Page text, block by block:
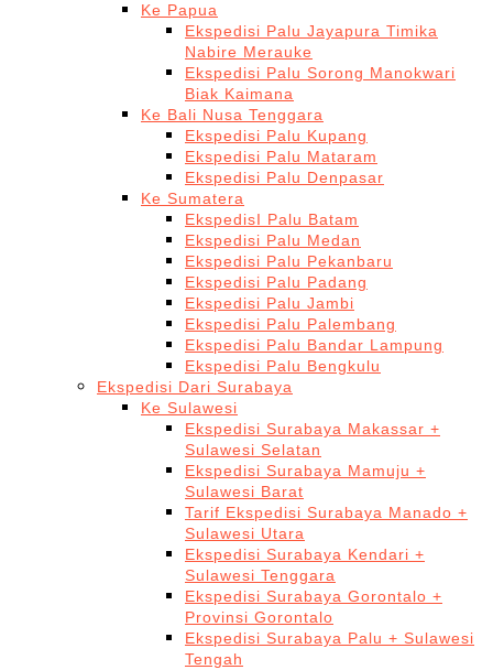
Ke Papua
Ekspedisi Palu Jayapura Timika
Nabire Merauke
Ekspedisi Palu Sorong Manokwari
Biak Kaimana
Ke Bali Nusa Tenggara
Ekspedisi Palu Kupang
Ekspedisi Palu Mataram
Ekspedisi Palu Denpasar
Ke Sumatera
EkspedisI Palu Batam
Ekspedisi Palu Medan
Ekspedisi Palu Pekanbaru
Ekspedisi Palu Padang
Ekspedisi Palu Jambi
Ekspedisi Palu Palembang
Ekspedisi Palu Bandar Lampung
Ekspedisi Palu Bengkulu
Ekspedisi Dari Surabaya
Ke Sulawesi
Ekspedisi Surabaya Makassar +
Sulawesi Selatan
Ekspedisi Surabaya Mamuju +
Sulawesi Barat
Tarif Ekspedisi Surabaya Manado +
Sulawesi Utara
Ekspedisi Surabaya Kendari +
Sulawesi Tenggara
Ekspedisi Surabaya Gorontalo +
Provinsi Gorontalo
Ekspedisi Surabaya Palu + Sulawesi
Tengah